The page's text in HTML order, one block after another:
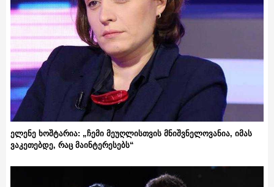
ელენე ხოშტარია: „ჩემი მეუღლისთვის მნიშვნელოვანია, იმას
ვაკეთებდე, რაც მაინტერესებს“